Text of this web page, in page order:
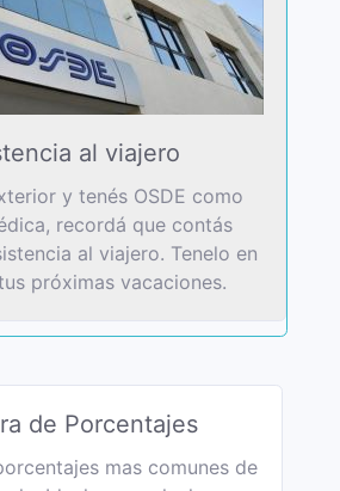
al viajero
y tenés OSDE como
recordá que contás
al viajero. Tenelo en
próximas vacaciones.
de Porcentajes
mas comunes de